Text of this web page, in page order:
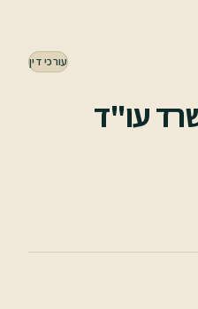
עורכי דין
עו"ד